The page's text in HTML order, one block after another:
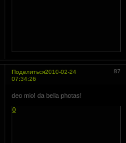
Поделиться 87
2010-02-24
07:34:26
deo mio! da bella photas!
0